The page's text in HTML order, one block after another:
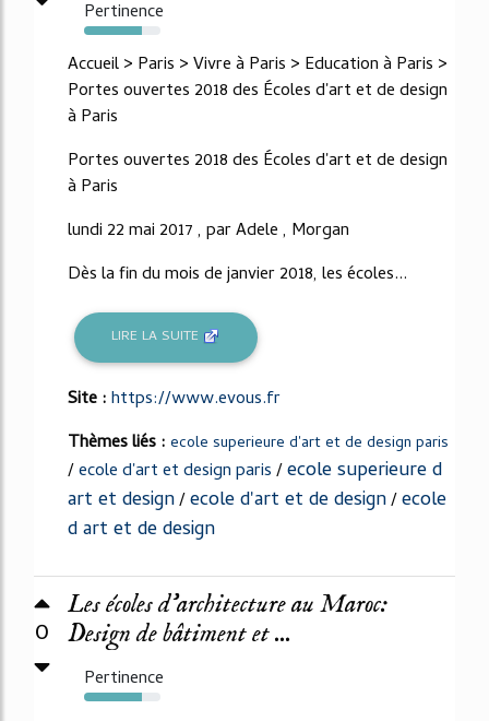
Pertinence
76%
Accueil > Paris > Vivre à Paris > Education à Paris >
Portes ouvertes 2018 des Écoles d'art et de design
à Paris
Portes ouvertes 2018 des Écoles d'art et de design
à Paris
lundi 22 mai 2017 , par Adele , Morgan
Dès la fin du mois de janvier 2018, les écoles...
LIRE LA SUITE
Site :https://www.evous.fr
Thèmes liés : ecole superieure d'art et de design paris
/ecole d'art et design paris/ecole superieure d
art et design/ecole d'art et de design/ecole
d art et de design
0
Les écoles d’architecture au Maroc:
Design de bâtiment et ...
Pertinence
76%